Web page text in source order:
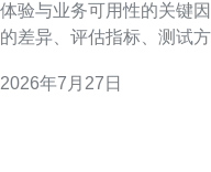
体验与业务可用性的关键
的差异、评估指标、测试
决策。 理解延迟与带宽的核心差别 延迟指数据包来回
2026年7月27日